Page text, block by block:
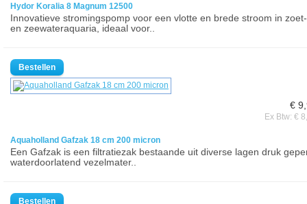
Hydor Koralia 8 Magnum 12500
Innovatieve stromingspomp voor een vlotte en brede stroom in zoet-
en zeewateraquaria, ideaal voor..
€
Ex Btw: €
Aquaholland Gafzak 18 cm 200 micron
Een Gafzak is een filtratiezak bestaande uit diverse lagen druk
waterdoorlatend vezelmater..